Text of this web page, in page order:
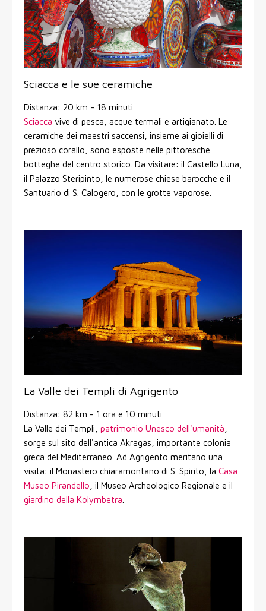
Sciacca e le sue ceramiche
Distanza: 20 km - 18 minuti
Sciacca vive di pesca, acque termali e artigianato. Le
ceramiche dei maestri saccensi, insieme ai gioielli di
prezioso corallo, sono esposte nelle pittoresche
botteghe del centro storico. Da visitare: il Castello Luna,
il Palazzo Steripinto, le numerose chiese barocche e il
Santuario di S. Calogero, con le grotte vaporose.
La Valle dei Templi di Agrigento
Distanza: 82 km - 1 ora e 10 minuti
La Valle dei Templi, patrimonio Unesco dell'umanità
sorge sul sito dell'antica Akragas, importante colonia
greca del Mediterraneo. Ad Agrigento meritano una
visita: il Monastero chiaramontano di S. Spirito, la Casa
Museo Pirandello , il Museo Archeologico Regionale e il
giardino della Kolymbetra